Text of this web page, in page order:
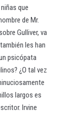
que
de Mr.
Gulliver, va
les han
psicópata
¿O tal vez
largos es
Irvine